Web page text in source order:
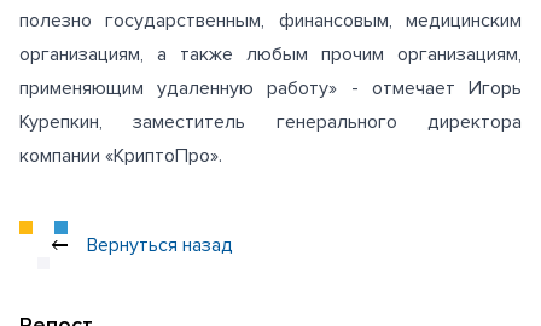
полезно государственным, финансовым, медицинским
организациям, а также любым прочим организациям,
применяющим удаленную работу» - отмечает Игорь
Курепкин, заместитель генерального директора
компании «КриптоПро».
Вернуться назад